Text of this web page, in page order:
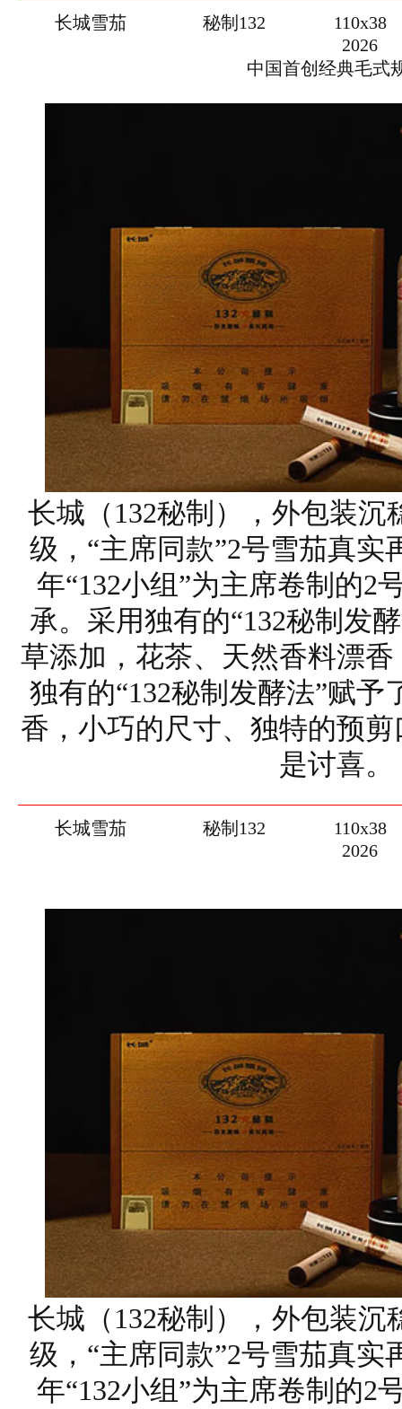
长城雪茄 秘制132
110x38
2026
中国首创经典毛式
长城（132秘制），外包装沉
级，“主席同款”2号雪茄真实
年“132小组”为主席卷制的2
承。采用独有的“132秘制发
草添加，花茶、天然香料漂
独有的“132秘制发酵法”赋予
香，小巧的尺寸、独特的预
是讨喜。
长城雪茄 秘制132
110x38
2026
长城（132秘制），外包装沉
级，“主席同款”2号雪茄真实
年“132小组”为主席卷制的2